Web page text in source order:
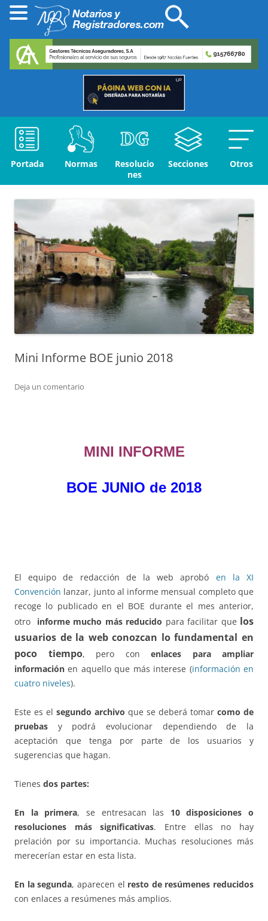
Portada Normas
Resolucio
nes
Secciones Otros
Mini Informe BOE junio 2018
Deja un comentario
MINI INFORME
BOE JUNIO de 2018
El equipo de redacción de la web aprobó en la XI
Convención lanzar, junto al informe mensual completo que
recoge lo publicado en el BOE durante el mes anterior,
otro informe mucho más reducido para facilitar que los
usuarios de la web conozcan lo fundamental en
poco tiempo, pero con enlaces para ampliar
información en aquello que más interese (información en
cuatro niveles).
Este es el segundo archivo que se deberá tomar como de
pruebas y podrá evolucionar dependiendo de la
aceptación que tenga por parte de los usuarios y
sugerencias que hagan.
Tienes dos partes:
En la primera, se entresacan las 10 disposiciones o
resoluciones más significativas. Entre ellas no hay
prelación por su importancia. Muchas resoluciones más
merecerían estar en esta lista.
En la segunda, aparecen el resto de resúmenes reducidos
con enlaces a resúmenes más amplios.